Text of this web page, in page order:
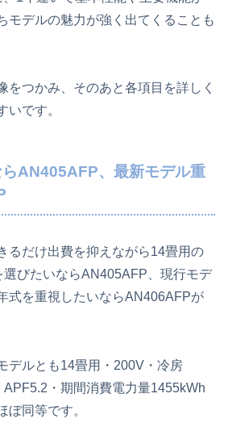
モデルの魅力が強く出てくることも
をつかみ、そのあと各項目を詳しく
いです。
AN405AFP、最新モデル重
るだけ出費を抑えながら14畳用の
選びたいならAN405AFP、現行モデ
式を重視したいならAN406AFPが
デルとも14畳用・200V・冷房
・期間消費電力量1455kWh
ぼ同等です。